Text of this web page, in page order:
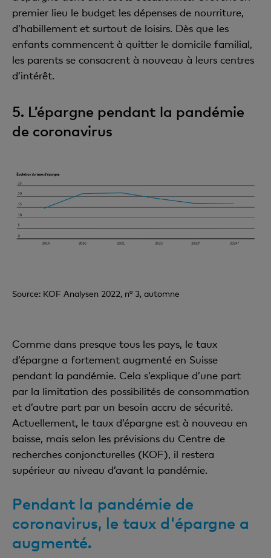
premier lieu le budget les dépenses de nourriture,
d’habillement et surtout de loisirs. Dès que les
enfants commencent à quitter le domicile familial,
les parents se consacrent à nouveau à leurs centres
d’intérêt.
5. L’épargne pendant la pandémie
de coronavirus
Source: KOF Analysen 2022, n° 3, automne
Comme dans presque tous les pays, le taux
d’épargne a fortement augmenté en Suisse
pendant la pandémie. Cela s’explique d’une part
par la limitation des possibilités de consommation
et d’autre part par un besoin accru de sécurité.
Actuellement, le taux d’épargne est à nouveau en
baisse, mais selon les prévisions du Centre de
recherches conjoncturelles (KOF), il restera
supérieur au niveau d’avant la pandémie.
Pendant la pandémie de
coronavirus, le taux d'épargne a
augmenté.